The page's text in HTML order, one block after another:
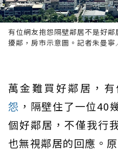
有位網友抱怨隔壁鄰居不是好
擾鄰，房市示意圖。記者朱曼寧
萬金難買好鄰居，
怨 ，隔壁住了一位40
個好鄰居，不僅我行
也無視鄰居的回應。